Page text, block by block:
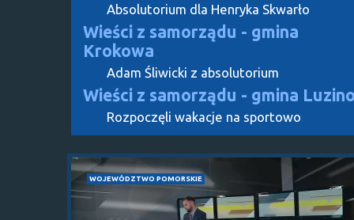
Absolutorium dla Henryka Skwarło
Wieści z samorządu - gmina
Krokowa
Adam Śliwicki z absolutorium
Wieści z samorządu - gmina
Rozpoczęli wakacje na sportowo
WOJEWÓDZTWO POMORSKIE